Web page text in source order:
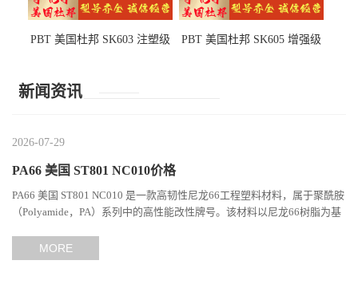
PBT 美国杜邦 SK603 注塑级
PBT 美国杜邦 SK605 增强级
新闻资讯
2026-07-29
PA66 美国 ST801 NC010价格
PA66 美国 ST801 NC010 是一款高韧性尼龙66工程塑料材料，属于聚酰胺
（Polyamide，PA）系列中的高性能改性牌号。该材料以尼龙66树脂为基
MORE